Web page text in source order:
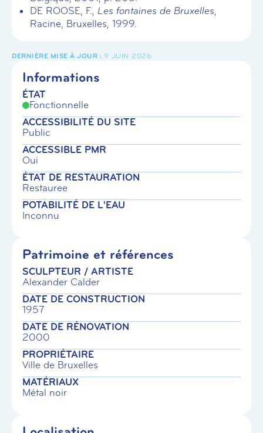
DE ROOSE, F., Les fontaines de Bruxelles,
Racine, Bruxelles, 1999.
9 JUIN 2026
Informations
ÉTAT
Fonctionnelle
ACCESSIBILITÉ DU SITE
Public
ACCESSIBLE PMR
Oui
ÉTAT DE RESTAURATION
Restauree
POTABILITÉ DE L'EAU
Inconnu
Patrimoine et références
SCULPTEUR / ARTISTE
Alexander Calder
DATE DE CONSTRUCTION
1957
DATE DE RÉNOVATION
2000
PROPRIÉTAIRE
Ville de Bruxelles
MATÉRIAUX
Métal noir